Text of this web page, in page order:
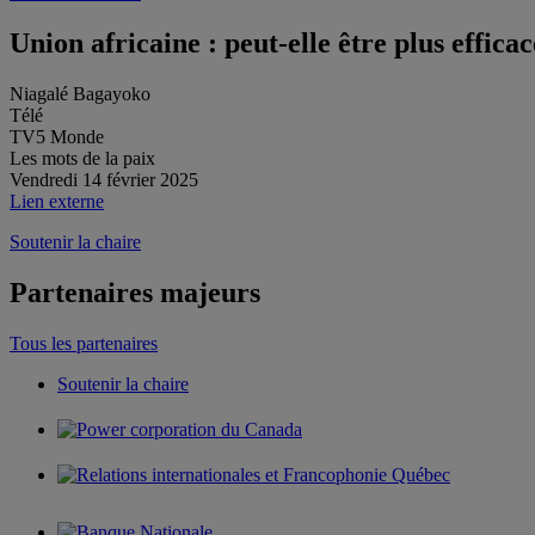
Union africaine : peut-elle être plus
Niagalé Bagayoko
Télé
TV5 Monde
Les mots de la paix
Vendredi 14 février 2025
Lien externe
Soutenir la chaire
Partenaires majeurs
Tous les partenaires
Soutenir la chaire